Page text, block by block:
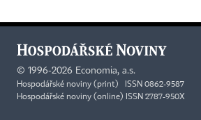
© 1996-2026 Economia, a.s.
Hospodářské noviny (print) ISSN 0862-9587
Hospodářské noviny (online) ISSN 2787-950X